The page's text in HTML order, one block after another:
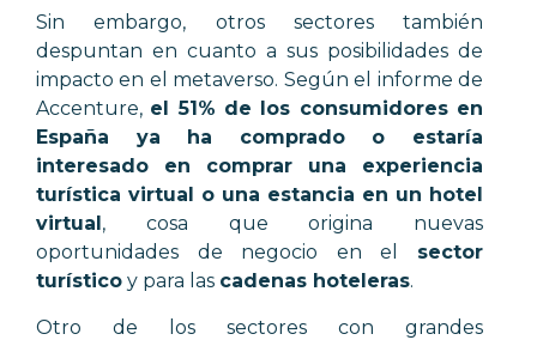
Sin embargo, otros sectores también
despuntan en cuanto a sus posibilidades de
impacto en el metaverso. Según el informe de
Accenture, el 51% de los consumidores en
España ya ha comprado o estaría
interesado en comprar una experiencia
turística virtual o una estancia en un hotel
virtual, cosa que origina nuevas
oportunidades de negocio en el sector
turístico y para las cadenas hoteleras.
Otro de los sectores con grandes